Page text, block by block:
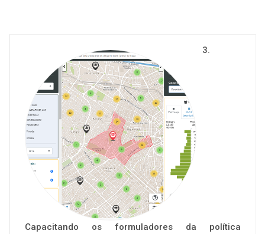
3.
Capacitando os formuladores da política